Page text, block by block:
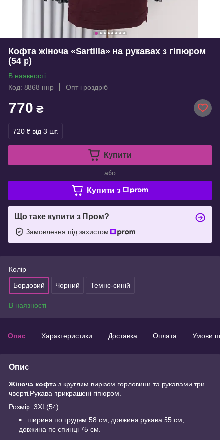
Кофта жіноча «Sartilla» на рукавах з гіпюром
(54 р)
В наявності
Код: 8868 ннр
Опт і роздріб
770 ₴
720 ₴ від 3 шт.
Купити
або
Купити з
Що таке купити з Пром?
Замовлення під захистом
Колір
Бордовий Чорний Темно-синій
В наявності
Опис Характеристики Доставка Оплата Умови
Опис
Жіноча кофта з круглим вирізом горловини та рукавами три
чверті.Рукава прикрашені гіпюром.
Розмір: 3XL(54)
ширина по грудям 58 см; довжина рукава 55 см;
довжина по спинці 75 см.